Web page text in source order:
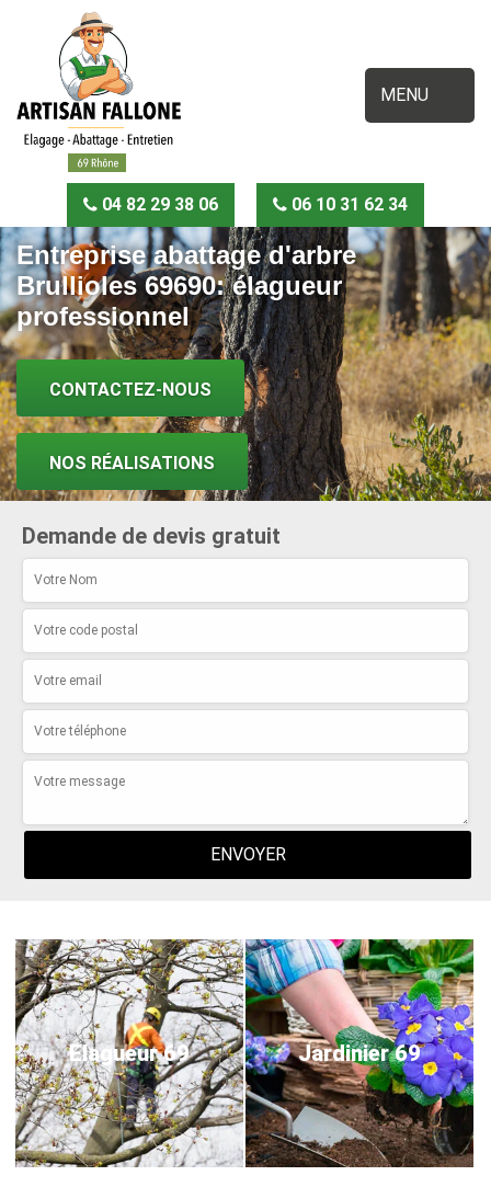
MENU
04 82 29 38 06 06 10 31 62 34
Entreprise abattage d'arbre
Brullioles 69690: élagueur
professionnel
CONTACTEZ-NOUS
NOS RÉALISATIONS
Demande de devis gratuit
Elagueur 69 Jardinier 69